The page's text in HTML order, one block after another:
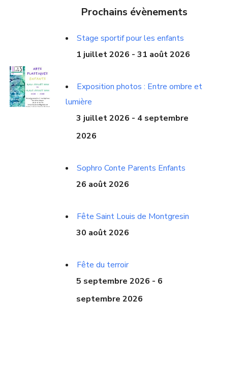
Prochains évènements
Stage sportif pour les enfants
1 juillet 2026 - 31 août 2026
Exposition photos : Entre ombre et
lumière
3 juillet 2026 - 4 septembre
2026
Sophro Conte Parents Enfants
26 août 2026
Fête Saint Louis de Montgresin
30 août 2026
Fête du terroir
5 septembre 2026 - 6
septembre 2026